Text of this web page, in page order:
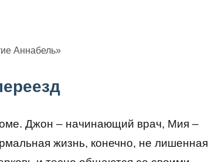
Аннабель»
Джон – начинающий врач, Мия –
жизнь, конечно, не лишенная